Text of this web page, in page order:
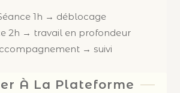
1h → déblocage
2h → travail en profondeur
→ suivi
À La Plateforme